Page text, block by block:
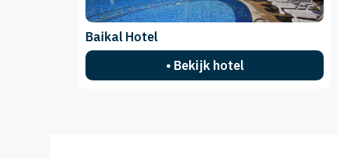
Baikal Hotel
• Bekijk hotel